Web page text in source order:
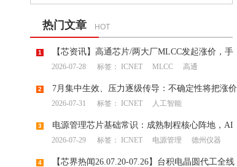
热门文章 HOT
1
【芯资讯】高通芯片/两大厂MLCC发起涨价，手
机供应链产生上下游博弈
2026-07-28 标签： ICNET MLCC 高通
2
7月集中生效、压力逐级传导：不确定性将把涨价
潮带向何处？
2026-07-31 标签： ICNET 人工智能
3
电源管理芯片基础常识：成熟制程核心阵地，AI
时代“一飞冲天”
2026-07-29 标签： ICNET 电源管理 德州仪器
4
【芯界热闻26.07.20-07.26】台积电晶圆代工全线